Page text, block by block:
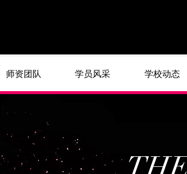
师资团队 学员风采 学校动态